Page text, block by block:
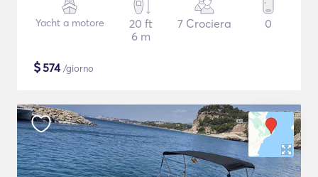
Yacht a motore
20 ft
6 m
7 Crociera 0
$574/giorno